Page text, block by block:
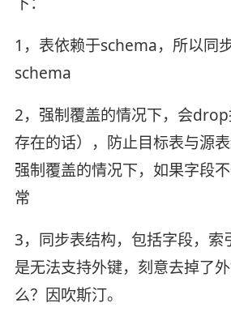
1，表依赖于schema，所以同
schema
2，强制覆盖的情况下，会
存在的话），防止目标表与源
强制覆盖的情况下，如果字段
常
3，同步表结构，包括字段，索
是无法支持外键，刻意去掉了
么？因吹斯汀。